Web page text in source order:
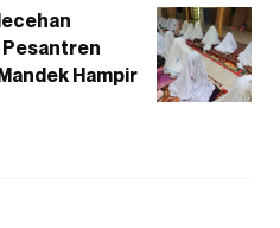
Hampir